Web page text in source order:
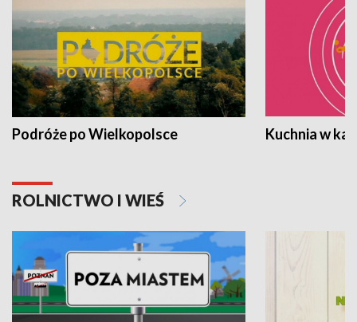
Podróże po Wielkopolsce Kuchnia w
ROLNICTWO I WIEŚ